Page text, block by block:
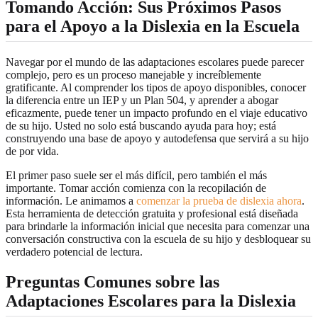
Tomando Acción: Sus Próximos Pasos
para el Apoyo a la Dislexia en la Escuela
Navegar por el mundo de las adaptaciones escolares puede parecer
complejo, pero es un proceso manejable y increíblemente
gratificante. Al comprender los tipos de apoyo disponibles, conocer
la diferencia entre un IEP y un Plan 504, y aprender a abogar
eficazmente, puede tener un impacto profundo en el viaje educativo
de su hijo. Usted no solo está buscando ayuda para hoy; está
construyendo una base de apoyo y autodefensa que servirá a su hijo
de por vida.
El primer paso suele ser el más difícil, pero también el más
importante. Tomar acción comienza con la recopilación de
información. Le animamos a comenzar la prueba de dislexia ahora.
Esta herramienta de detección gratuita y profesional está diseñada
para brindarle la información inicial que necesita para comenzar una
conversación constructiva con la escuela de su hijo y desbloquear su
verdadero potencial de lectura.
Preguntas Comunes sobre las
Adaptaciones Escolares para la Dislexia